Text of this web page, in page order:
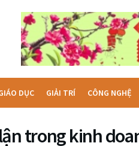
DỤC GIẢI TRÍ CÔNG NGHỆ
trong kinh